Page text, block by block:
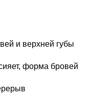
и верхней губы
форма бровей